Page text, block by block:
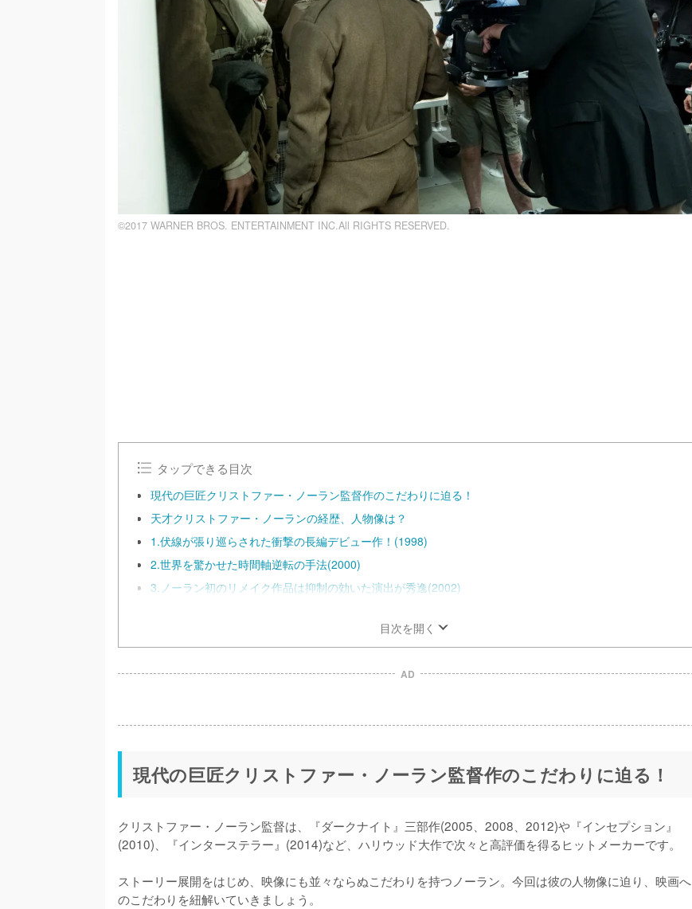
©2017 WARNER BROS. ENTERTAINMENT INC.All RIGHTS RESERVED.
タップできる目次
現代の巨匠クリストファー・ノーラン監督作のこだわりに迫る！
天才クリストファー・ノーランの経歴、人物像は？
1.伏線が張り巡らされた衝撃の長編デビュー作！(1998)
2.世界を驚かせた時間軸逆転の手法(2000)
3.ノーラン初のリメイク作品は抑制の効いた演出が秀逸(2002)
目次を開く
AD
現代の巨匠クリストファー・ノーラン監督作のこだわりに迫る！
クリストファー・ノーラン監督は、『ダークナイト』三部作(2005、2008、2012)や『インセプション』
(2010)、『インターステラー』(2014)など、ハリウッド大作で次々と高評価を得るヒットメーカーです。
ストーリー展開をはじめ、映像にも並々ならぬこだわりを持つノーラン。今回は彼の人物像に迫り、映画へ
のこだわりを紐解いていきましょう。